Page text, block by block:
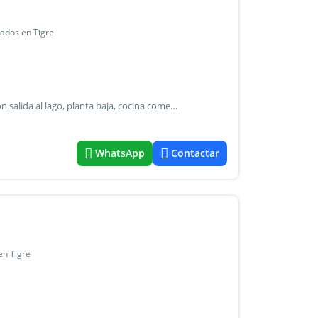
en Tigre
Casa sobre lote de 900 mts, 335 cubiertos, 7 ambientes, con salida al lago, planta baja, cocina comedor con isla y muy bien amoblada, con vista al lago, dependencia completa con baño y placard, gran living comedor y comedor diario, toilete, pisos de madera,. Escritorio. Planta alta 4 dormitorios 2 en suite con vestidor hidromasaje y ducha. Dos más con baño completo. Gran jardín, con amarra al lago entrada de 2,3 autos.
WhatsApp Contactar
Tigre